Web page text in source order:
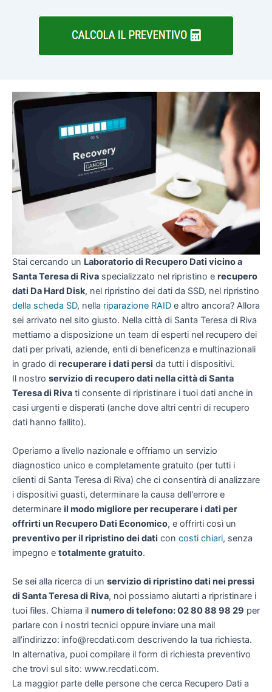
Stai cercando un Laboratorio di Recupero Dati vicino a
Santa Teresa di Riva specializzato nel ripristino e recupero
dati Da Hard Disk, nel ripristino dei dati da SSD, nel ripristino
della scheda SD, nella riparazione RAID e altro ancora? Allora
sei arrivato nel sito giusto. Nella città di Santa Teresa di Riva
mettiamo a disposizione un team di esperti nel recupero dei
dati per privati, aziende, enti di beneficenza e multinazionali
in grado di recuperare i dati persi da tutti i dispositivi.
Il nostro servizio di recupero dati nella città di Santa
Teresa di Riva ti consente di ripristinare i tuoi dati anche in
casi urgenti e disperati (anche dove altri centri di recupero
dati hanno fallito).
Operiamo a livello nazionale e offriamo un servizio
diagnostico unico e completamente gratuito (per tutti i
clienti di Santa Teresa di Riva) che ci consentirà di analizzare
i dispositivi guasti, determinare la causa dell'errore e
determinare il modo migliore per recuperare i dati per
offrirti un Recupero Dati Economico, e offrirti così un
preventivo per il ripristino dei dati con costi chiari, senza
impegno e totalmente gratuito.
Se sei alla ricerca di un servizio di ripristino dati nei pressi
di Santa Teresa di Riva, noi possiamo aiutarti a ripristinare i
tuoi files. Chiama il numero di telefono: 02 80 88 98 29 per
parlare con i nostri tecnici oppure inviare una mail
all’indirizzo: info@recdati.com descrivendo la tua richiesta.
In alternativa, puoi compilare il form di richiesta preventivo
che trovi sul sito: www.recdati.com.
La maggior parte delle persone che cerca Recupero Dati a